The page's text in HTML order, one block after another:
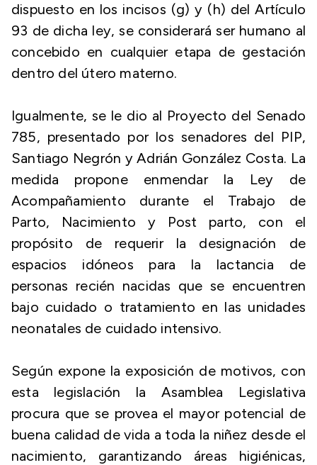
dispuesto en los incisos (g) y (h) del Artículo
93 de dicha ley, se considerará ser humano al
concebido en cualquier etapa de gestación
dentro del útero materno.
Igualmente, se le dio al Proyecto del Senado
785, presentado por los senadores del PIP,
Santiago Negrón y Adrián González Costa. La
medida propone enmendar la Ley de
Acompañamiento durante el Trabajo de
Parto, Nacimiento y Post parto, con el
propósito de requerir la designación de
espacios idóneos para la lactancia de
personas recién nacidas que se encuentren
bajo cuidado o tratamiento en las unidades
neonatales de cuidado intensivo.
Según expone la exposición de motivos, con
esta legislación la Asamblea Legislativa
procura que se provea el mayor potencial de
buena calidad de vida a toda la niñez desde el
nacimiento, garantizando áreas higiénicas,